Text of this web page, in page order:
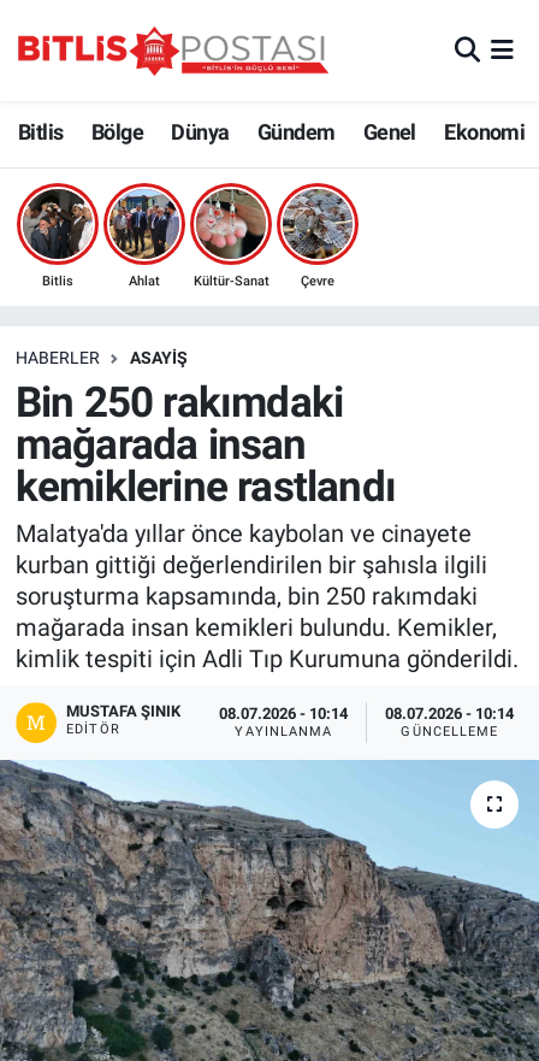
Bitlis Bölge Dünya Gündem Genel Ekonomi
Bitlis Ahlat Kültür-Sanat Çevre
HABERLER ASAYIŞ
Bin 250 rakımdaki
mağarada insan
kemiklerine rastlandı
Malatya'da yıllar önce kaybolan ve cinayete
kurban gittiği değerlendirilen bir şahısla ilgili
soruşturma kapsamında, bin 250 rakımdaki
mağarada insan kemikleri bulundu. Kemikler,
kimlik tespiti için Adli Tıp Kurumuna gönderildi.
MUSTAFA ŞINIK
EDITÖR
08.07.2026 - 10:14
YAYINLANMA
08.07.2026 - 10:14
GÜNCELLEME
Bölge
Çevre
Eğitim
Ekonomi
Genel
Gündem
Kültür-Sanat
Magazin
Politika
Resmi İlanlar
Sağlık
Siyaset
Spor
Bitlis Trafik Yoğunluk Haritası
Süper Lig Puan Durumu ve Fikstür
Son Dakika Haberleri
Haber Arşivi